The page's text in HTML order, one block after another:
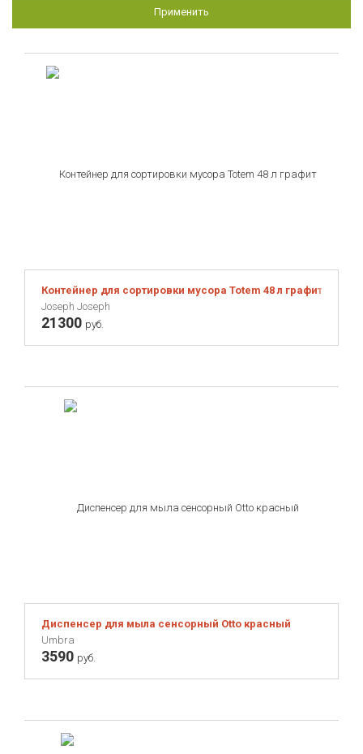
Применить
Контейнер для сортировки мусора Totem 48 л графит
Joseph Joseph
21300 руб.
Диспенсер для мыла сенсорный Otto красный
Umbra
3590 руб.